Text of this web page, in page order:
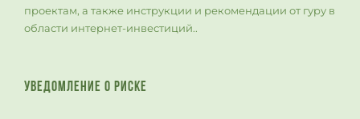
проектам, а также инструкции и рекомендации от гуру в
области интернет-инвестиций..
УВЕДОМЛЕНИЕ О РИСКЕ